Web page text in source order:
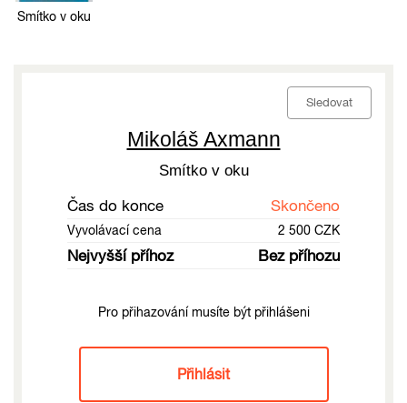
Smítko v oku
Sledovat
Mikoláš Axmann
Smítko v oku
Čas do konce Skončeno
Vyvolávací cena 2 500 CZK
Nejvyšší příhoz Bez příhozu
Pro přihazování musíte být přihlášeni
Přihlásit